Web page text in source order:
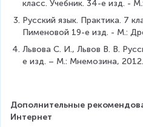
класс. Учебник. 34-е изд. -
Русский язык. Практика. 7
Пименовой 19-е изд. - М.:
Львова С. И., Львов В. В.
е изд. – М.: Мнемозина, 2012.
Дополнительные
Интернет